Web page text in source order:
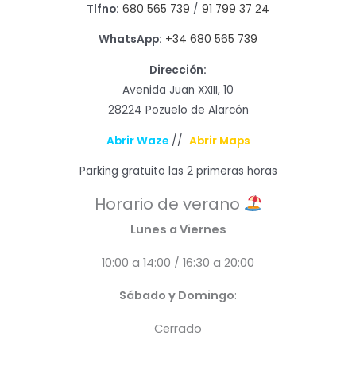
Tlfno: 680 565 739 / 91 799 37 24
WhatsApp: +34 680 565 739
Dirección:
Avenida Juan XXIII, 10
28224 Pozuelo de Alarcón
Abrir Waze// Abrir Maps
Parking gratuito las 2 primeras horas
Horario de verano
Lunes a Viernes
10:00 a 14:00 / 16:30 a 20:00
Sábado y Domingo:
Cerrado